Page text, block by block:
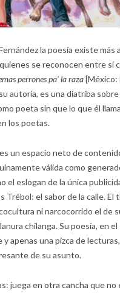
la poesía existe más
se reconocen entre sí
perrones pa’ la raza[México:
autoría, es una diatriba
poeta sin que lo que él
los poetas.
un espacio neto de
válida como
el eslogan de la única
Trébol: el sabor de la calle. El
ni narcocorrido el de
chilanga. Su poesía, en
apenas una pizca de
de su asunto.
juega en otra cancha que no